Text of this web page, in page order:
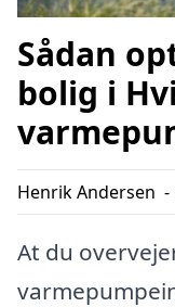
Sådan
bolig i
Henrik Andersen -
At du